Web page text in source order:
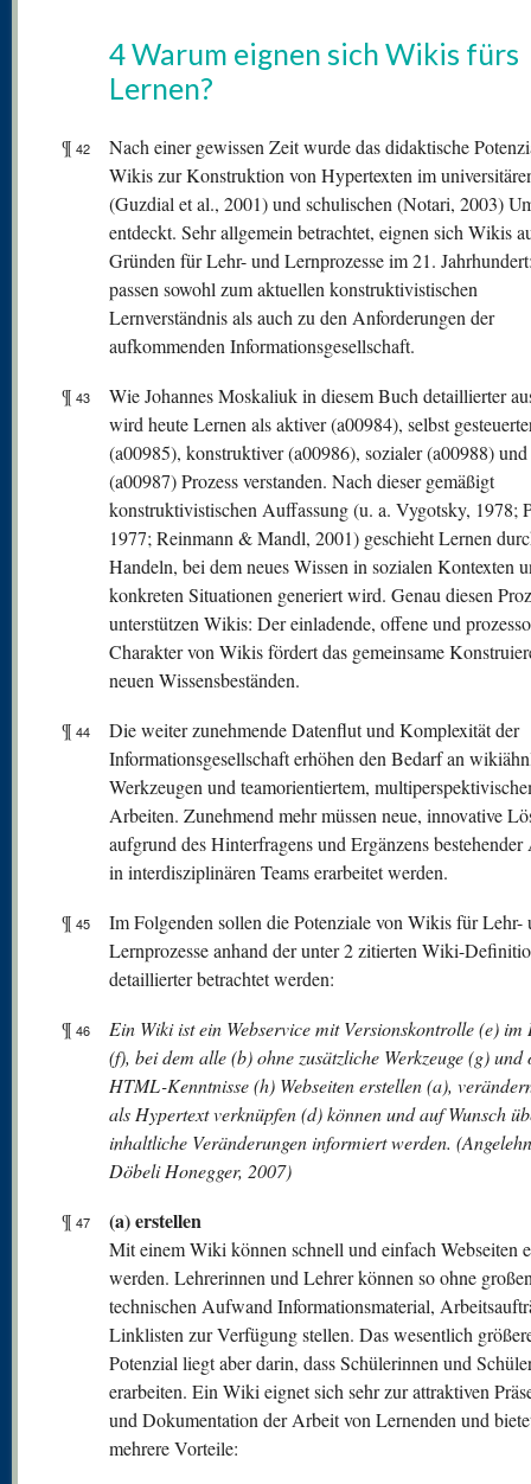
4 Warum eignen sich Wikis fürs
Lernen?
¶ 42
Nach einer gewissen Zeit wurde das didaktische
Wikis zur Konstruktion von Hypertexten im
(Guzdial et al., 2001) und schulischen (Notari, 2003)
entdeckt. Sehr allgemein betrachtet, eignen sich Wikis
Gründen für Lehr- und Lernprozesse im 21.
passen sowohl zum aktuellen konstruktivistischen
Lernverständnis als auch zu den Anforderungen der
aufkommenden Informationsgesellschaft.
¶ 43
Wie Johannes Moskaliuk in diesem Buch detaillierter
wird heute Lernen als aktiver (a00984), selbst
(a00985), konstruktiver (a00986), sozialer (a00988)
(a00987) Prozess verstanden. Nach dieser gemäßigt
konstruktivistischen Auffassung (u. a. Vygotsky, 1978;
1977; Reinmann & Mandl, 2001) geschieht Lernen
Handeln, bei dem neues Wissen in sozialen Kontexten
konkreten Situationen generiert wird. Genau diesen
unterstützen Wikis: Der einladende, offene und
Charakter von Wikis fördert das gemeinsame
neuen Wissensbeständen.
¶ 44
Die weiter zunehmende Datenflut und Komplexität der
Informationsgesellschaft erhöhen den Bedarf an
Werkzeugen und teamorientiertem,
Arbeiten. Zunehmend mehr müssen neue, innovative
aufgrund des Hinterfragens und Ergänzens bestehender
in interdisziplinären Teams erarbeitet werden.
¶ 45
Im Folgenden sollen die Potenziale von Wikis für Lehr-
Lernprozesse anhand der unter 2 zitierten Wiki-
detaillierter betrachtet werden:
¶ 46
Ein Wiki ist ein Webservice mit Versionskontrolle (e) im
(f), bei dem alle (b) ohne zusätzliche Werkzeuge (g) und
HTML-Kenntnisse (h) Webseiten erstellen (a),
als Hypertext verknüpfen (d) können und auf Wunsch
inhaltliche Veränderungen informiert werden.
Döbeli Honegger, 2007)
¶ 47 (a) erstellen
Mit einem Wiki können schnell und einfach Webseiten
werden. Lehrerinnen und Lehrer können so ohne
technischen Aufwand Informationsmaterial,
Linklisten zur Verfügung stellen. Das wesentlich
Potenzial liegt aber darin, dass Schülerinnen und
erarbeiten. Ein Wiki eignet sich sehr zur attraktiven
und Dokumentation der Arbeit von Lernenden und
mehrere Vorteile: